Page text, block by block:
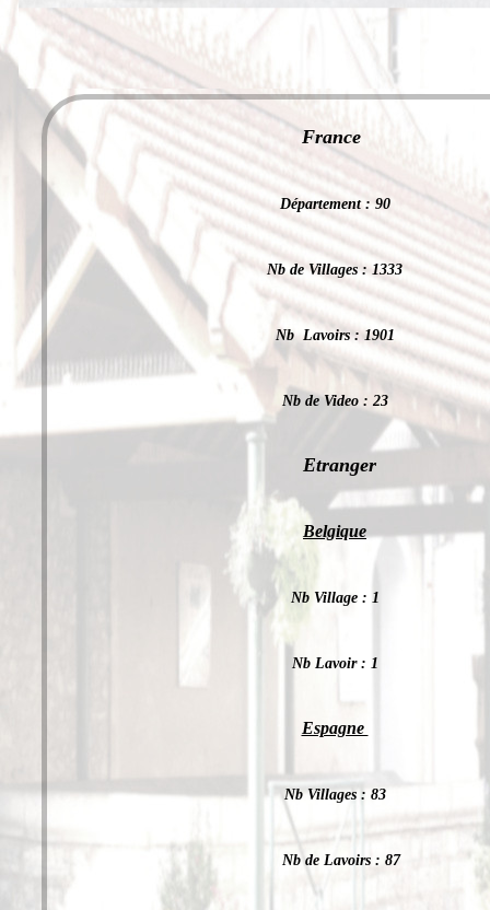
France
Département : 90
Nb de Villages : 1333
Nb Lavoirs : 1901
Nb de Video : 23
Etranger
Belgique
Nb Village : 1
Nb Lavoir : 1
Espagne
Nb Villages : 83
Nb de Lavoirs : 87